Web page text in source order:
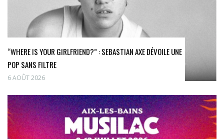
“WHERE IS YOUR GIRLFRIEND?” : SEBASTIAN AXE DÉVOILE UNE
POP SANS FILTRE
6 AOÛT 2026